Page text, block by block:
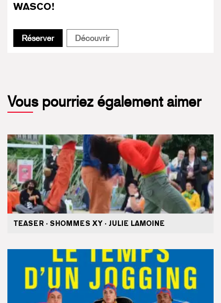
WASCO!
RéserverWASCO!DécouvrirWASCO!
Vous pourriez également aimer
TEASER · SHOMMES XY · JULIE LAMOINE